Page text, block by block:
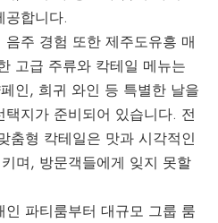
공합니다.
주 경험 또한 제주도유흥 매
고급 주류와 칵테일 메뉴는
인, 희귀 와인 등 특별한 날을
지가 준비되어 있습니다. 전
춤형 칵테일은 맛과 시각적인
며, 방문객들에게 잊지 못할
파티룸부터 대규모 그룹 룸